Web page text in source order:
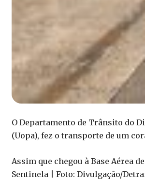
O Departamento de Trânsito do
(Uopa), fez o transporte de um
Assim que chegou à Base Aérea
Sentinela | Foto: Divulgação/